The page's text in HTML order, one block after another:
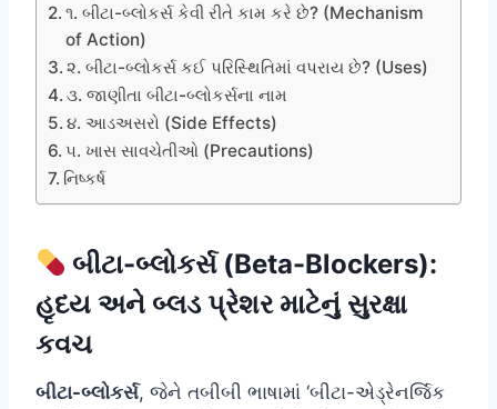
૧. બીટા-બ્લોકર્સ કેવી રીતે કામ કરે છે? (Mechanism
of Action)
૨. બીટા-બ્લોકર્સ કઈ પરિસ્થિતિમાં વપરાય છે? (Uses)
૩. જાણીતા બીટા-બ્લોકર્સના નામ
૪. આડઅસરો (Side Effects)
૫. ખાસ સાવચેતીઓ (Precautions)
નિષ્કર્ષ
બીટા-બ્લોકર્સ (Beta-Blockers):
હૃદય અને બ્લડ પ્રેશર માટેનું સુરક્ષા
કવચ
બીટા-બ્લોકર્સ, જેને તબીબી ભાષામાં ‘બીટા-એડ્રેનર્જિક